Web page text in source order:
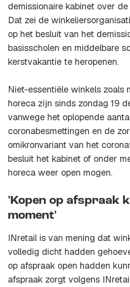
demissionaire kabinet over
Dat zei de
op het besluit van het
basisscholen en middelbare
kerstvakantie te heropenen.
Niet-essentiële winkels zoals
horeca zijn sinds zondag 19
vanwege het oplopende
coronabesmettingen en de
omikronvariant van het
besluit het kabinet of onder
horeca weer open mogen.
'Kopen op afspraak
moment'
INretail is van mening dat
volledig dicht hadden
op afspraak open hadden
afspraak zorgt volgens